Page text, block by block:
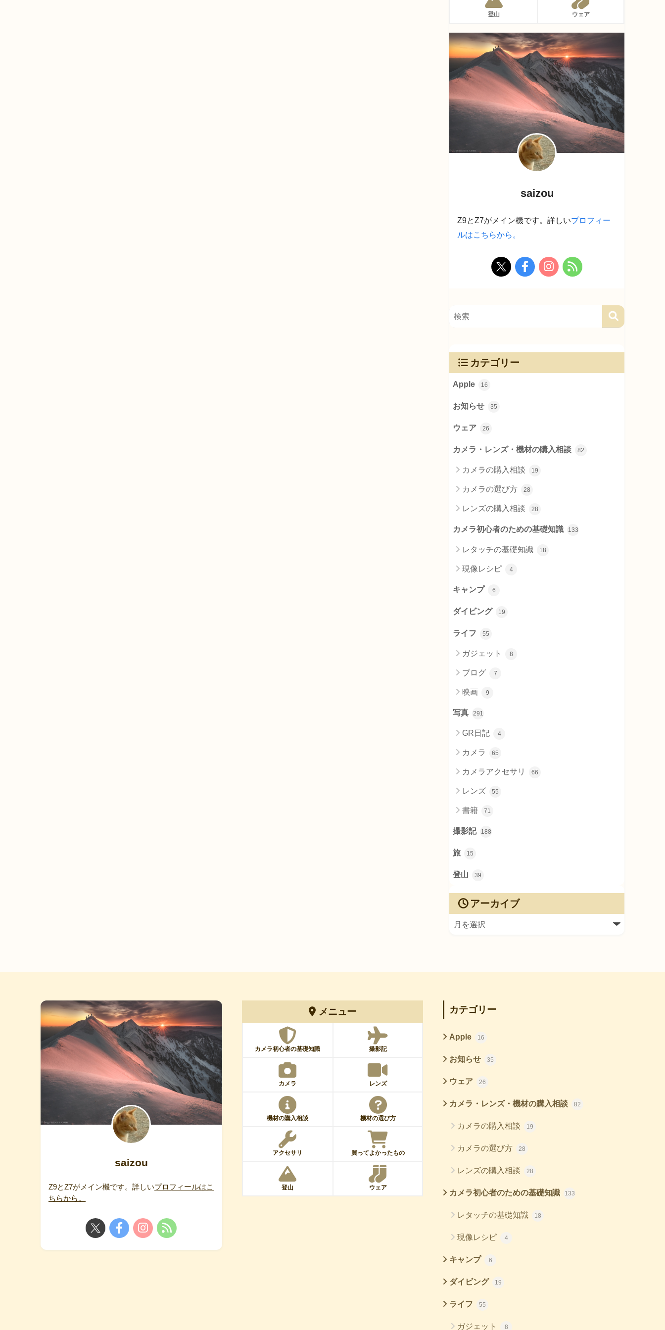
登山 ウェア
saizou
Z9とZ7がメイン機です。詳しいプロフィー
ルはこちらから。
カテゴリー
Apple 16
お知らせ 35
ウェア 26
カメラ・レンズ・機材の購入相談 82
カメラの購入相談 19
カメラの選び方 28
レンズの購入相談 28
カメラ初心者のための基礎知識 133
レタッチの基礎知識 18
現像レシピ 4
キャンプ 6
ダイビング 19
ライフ 55
ガジェット 8
ブログ 7
映画 9
写真 291
GR日記 4
カメラ 65
カメラアクセサリ 66
レンズ 55
書籍 71
撮影記 188
旅 15
登山 39
アーカイブ
saizou
Z9とZ7がメイン機です。詳しいプロフィールはこ
ちらから。
メニュー
カメラ初心者の基礎知識 撮影記
カメラ レンズ
機材の購入相談 機材の選び方
アクセサリ 買ってよかったもの
登山 ウェア
カテゴリー
Apple 16
お知らせ 35
ウェア 26
カメラ・レンズ・機材の購入相談 82
カメラの購入相談 19
カメラの選び方 28
レンズの購入相談 28
カメラ初心者のための基礎知識 133
レタッチの基礎知識 18
現像レシピ 4
キャンプ 6
ダイビング 19
ライフ 55
ガジェット 8